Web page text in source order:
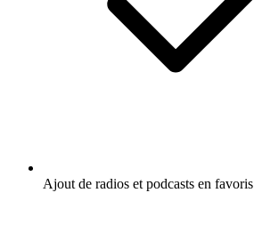
Ajout de radios et podcasts en favoris